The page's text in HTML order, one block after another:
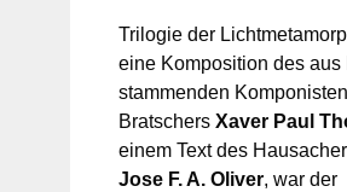
Trilogie der
eine Komposition des aus
stammenden
Bratschers Xaver Paul
einem Text des
Jose F. A. Oliver, war der